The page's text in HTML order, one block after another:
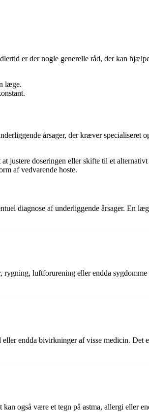
er der nogle generelle råd, der kan
læge.
årsager, der kræver specialiseret
justere doseringen eller skifte til et
af vedvarende hoste.
diagnose af underliggende årsager. En
luftforurening eller endda
endda bivirkninger af visse medicin. Det
også være et tegn på astma, allergi eller